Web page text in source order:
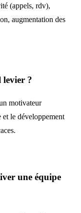
(appels, rdv),
augmentation des
levier ?
motivateur
le développement
une équipe